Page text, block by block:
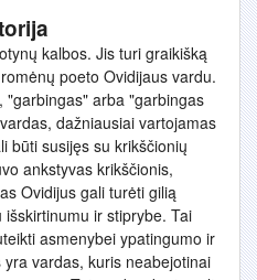
kalbos. Jis turi graikišką
poeto Ovidijaus vardu.
"garbingas" arba "garbingas
dažniausiai vartojamas
būti susijęs su krikščionių
ankstyvas krikščionis,
Ovidijus gali turėti gilią
ir stiprybe. Tai
asmenybei ypatingumo ir
vardas, kuris neabejotinai